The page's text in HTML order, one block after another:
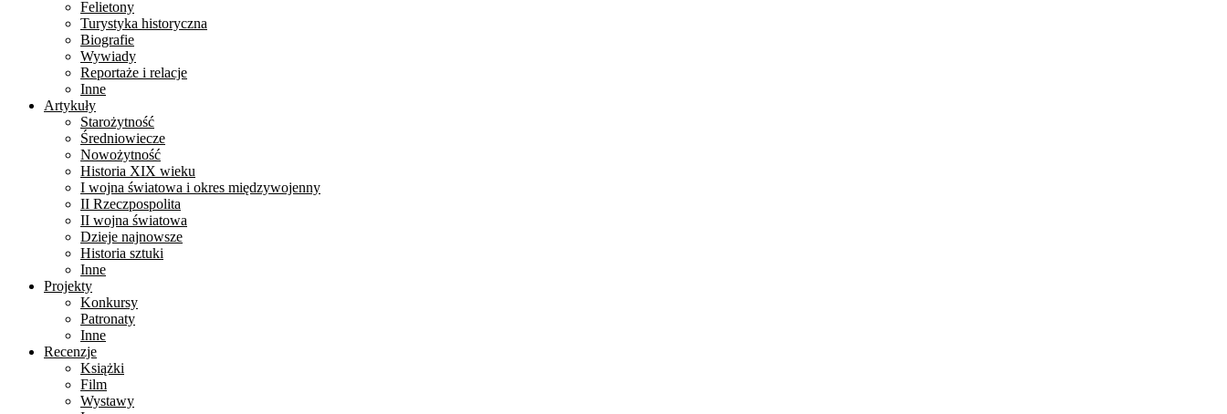
Felietony
Turystyka historyczna
Biografie
Wywiady
Reportaże i relacje
Inne
Artykuły
Starożytność
Średniowiecze
Nowożytność
Historia XIX wieku
I wojna światowa i okres międzywojenny
II Rzeczpospolita
II wojna światowa
Dzieje najnowsze
Historia sztuki
Inne
Projekty
Konkursy
Patronaty
Inne
Recenzje
Książki
Film
Wystawy